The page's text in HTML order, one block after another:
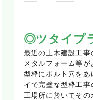
◎ツタイプ
最近の土木建設工
メタルフォーム等
型枠にボルト穴を
イで完璧な型枠工
工場所に於いてそ